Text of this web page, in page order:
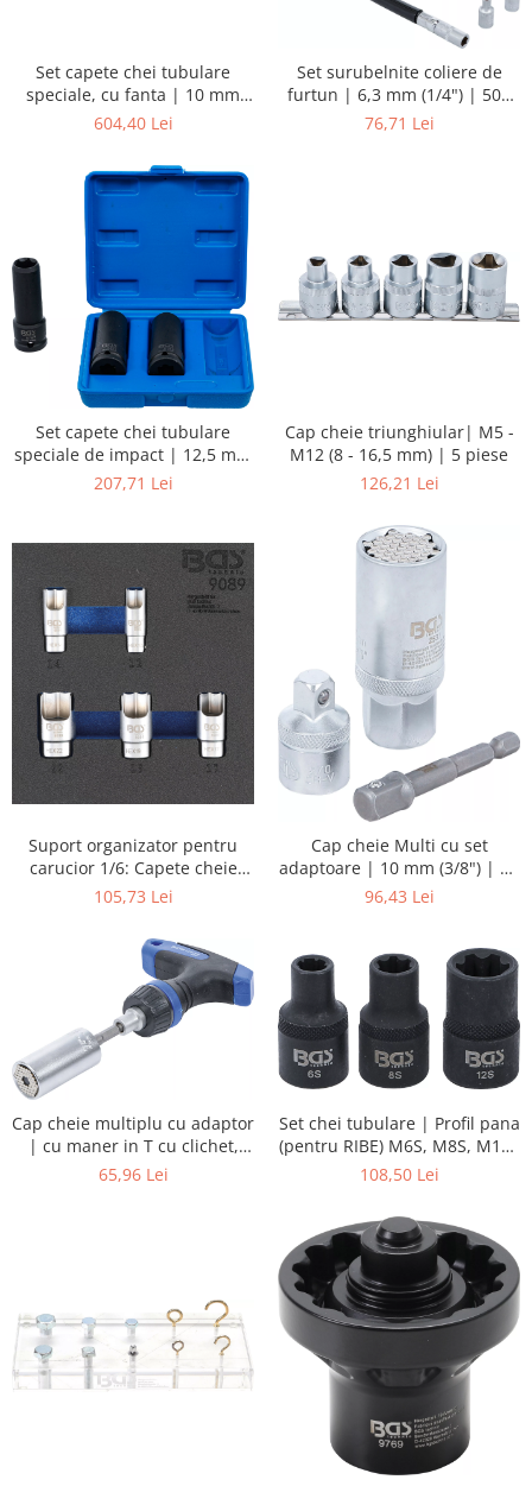
Set capete chei tubulare
speciale, cu fanta | 10 mm
(3/8") | 8 - 19 mm | 12 piese
604,40 Lei
Set surubelnite coliere de
furtun | 6,3 mm (1/4") | 500
mm
76,71 Lei
Set capete chei tubulare
speciale de impact | 12,5 mm
(1/2") | 17 / 19 / 21 mm | 3
207,71 Lei
Cap cheie triunghiular| M5 -
M12 (8 - 16,5 mm) | 5 piese
126,21 Lei
Suport organizator pentru
carucior 1/6: Capete cheie
speciale pentru imbinare tevi
105,73 Lei
Cap cheie Multi cu set
adaptoare | 10 mm (3/8") | 9 -
21 mm | 3 piese
96,43 Lei
Cap cheie multiplu cu adaptor
| cu maner in T cu clichet,
comutabil | 3 piese
65,96 Lei
Set chei tubulare | Profil pana
(pentru RIBE) M6S, M8S, M12S
| 3 piese
108,50 Lei